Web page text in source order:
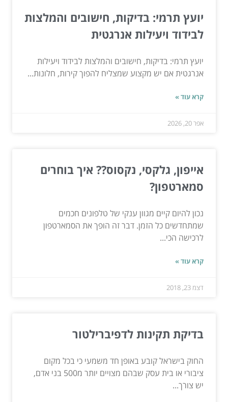
יועץ תרמי: בדיקות, חישובים והמלצות
לבידוד ויעילות אנרגטית
יועץ תרמי: בדיקות, חישובים והמלצות לבידוד ויעילות
אנרגטית אם יש מקצוע שמצליח להפוך קירות, חלונות...
קרא עוד »
אפר 20, 2026
אייפון, גלקסי, נקסוס?? איך בוחרים
סמארטפון?
נכון להיום קיים מגוון ענקי של טלפונים חכמים
שמתחדשים כל הזמן. דבר זה הופך את הסמארטפון
לרכישה הכי...
קרא עוד »
דצמ 23, 2018
בדיקת תקינות לדפיברילטור
החוק בישראל קובע באופן חד משמעי כי בכל מקום
ציבורי או בית עסק שבהם מצויים יותר מ500 בני אדם,
יש צורך...